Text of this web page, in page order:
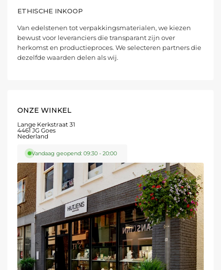
ONZE WINKEL
Lange Kerkstraat 31
4461 JG Goes
Nederland
Vandaag geopend: 09:30 - 20:00
ETHISCHE INKOOP
Van edelstenen tot verpakkingsmaterialen, we kiezen
bewust voor leveranciers die transparant zijn over
herkomst en productieproces. We selecteren partners die
dezelfde waarden delen als wij.